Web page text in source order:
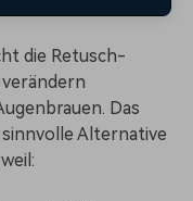
die Retusch-
Das
Alternative